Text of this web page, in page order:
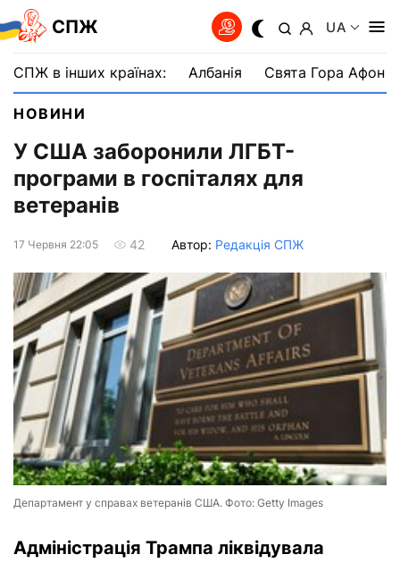
СПЖ UA
СПЖ в інших країнах: Албанія Свята Гора Афон
НОВИНИ
У США заборонили ЛГБТ-
програми в госпіталях для
ветеранів
17 Червня 22:05 42 Автор: Редакція СПЖ
Департамент у справах ветеранів США. Фото: Getty Images
Адміністрація Трампа ліквідувала